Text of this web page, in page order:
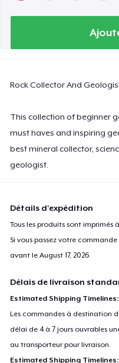
Rock Collector And
This collection of beginner
must haves and inspiring
best mineral collector,
geologist.
Détails d'expédition
Tous les produits sont imprimés
Si vous passez votre
avant leAugust 17, 2026.
Délais de livraison
Estimated Shipping
Les commandes à destination
délai de 4 à 7 jours ouvrables
au transporteur pour livraison.
Estimated Shipping